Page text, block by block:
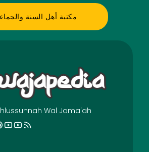
مكتبة أهل السنة
Wal Jama'ah